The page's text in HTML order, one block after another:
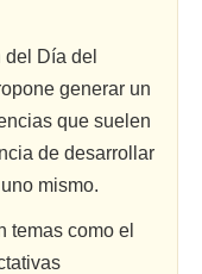
Día del
generar un
que suelen
de desarrollar
mismo.
temas como el